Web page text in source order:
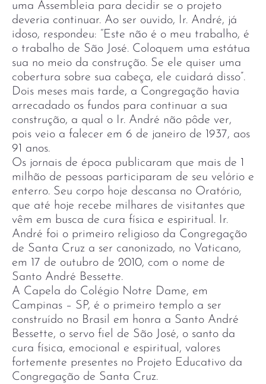
uma Assembleia para decidir se o projeto
deveria continuar. Ao ser ouvido, Ir. André, já
idoso, respondeu: “Este não é o meu trabalho, é
o trabalho de São José. Coloquem uma estátua
sua no meio da construção. Se ele quiser uma
cobertura sobre sua cabeça, ele cuidará disso”.
Dois meses mais tarde, a Congregação havia
arrecadado os fundos para continuar a sua
construção, a qual o Ir. André não pôde ver,
pois veio a falecer em 6 de janeiro de 1937, aos
91 anos.
Os jornais de época publicaram que mais de 1
milhão de pessoas participaram de seu velório e
enterro. Seu corpo hoje descansa no Oratório,
que até hoje recebe milhares de visitantes que
vêm em busca de cura física e espiritual. Ir.
André foi o primeiro religioso da Congregação
de Santa Cruz a ser canonizado, no Vaticano,
em 17 de outubro de 2010, com o nome de
Santo André Bessette.
A Capela do Colégio Notre Dame, em
Campinas – SP, é o primeiro templo a ser
construído no Brasil em honra a Santo André
Bessette, o servo fiel de São José, o santo da
cura física, emocional e espiritual, valores
fortemente presentes no Projeto Educativo da
Congregação de Santa Cruz.